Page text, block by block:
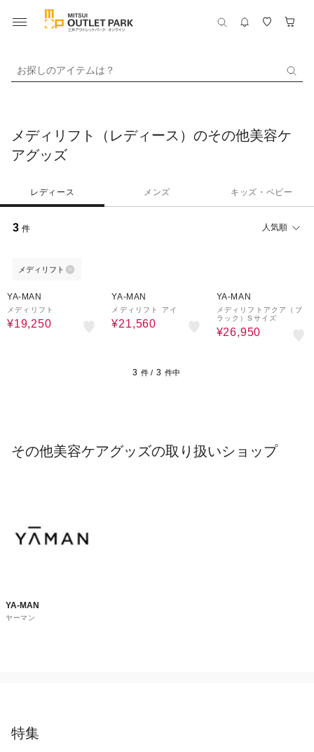
お探しのアイテムは？
メディリフト（レディース）のその他美容ケ
アグッズ
レディース メンズ キッズ・ベビー
3 件 人気順
メディリフト
YA-MAN
メディリフト
¥19,250
YA-MAN
メディリフト アイ
¥21,560
YA-MAN
メディリフトアクア（ブ
ラック）Sサイズ
¥26,950
3 件 / 3 件中
その他美容ケアグッズの取り扱いショップ
YA-MAN
ヤーマン
特集